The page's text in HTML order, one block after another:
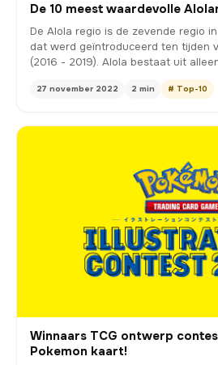
De 10 meest waardevolle
De Alola regio is de zevende regio
dat werd geïntroduceerd ten tijden
(2016 - 2019). Alola bestaat uit
27 november 2022 2 min # Top-10
Winnaars TCG ontwerp
Pokemon kaart!